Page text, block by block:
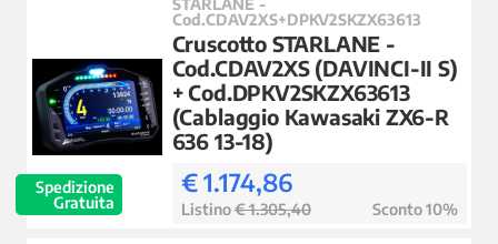
Spedizione
Gratuita
Cod.CDAV2XS+DPKV2SKZX63613
Cruscotto STARLANE -
Cod.CDAV2XS (DAVINCI-II S)
+ Cod.DPKV2SKZX63613
(Cablaggio Kawasaki ZX6-R
636 13-18)
€ 1.174,86
Listino€ 1.305,40 Sconto 10%